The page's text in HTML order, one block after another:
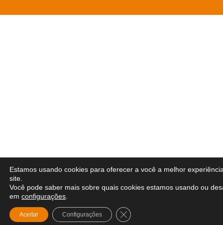
Estamos usando cookies para oferecer a você a melhor
site.
Você pode saber mais sobre quais cookies estamos usando ou
em configurações
Aceitar Configurações Close GDPR Cookie Banner